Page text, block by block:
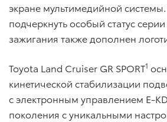
экране мультимедийной
подчеркнуть особый статус
зажигания также дополнен
Toyota Land Cruiser GR SPORT1
кинетической стабилизации
с электронным управлением E-
поколения с уникальными